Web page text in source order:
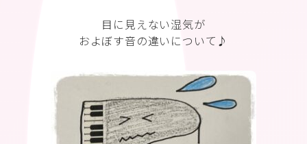
目に見えない湿気が
およぼす音の違いについて♪